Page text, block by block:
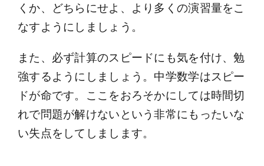
くか、どちらにせよ、より多くの演習量をこ
なすようにしましょう。
また、必ず計算のスピードにも気を付け、勉
強するようにしましょう。中学数学はスピー
ドが命です。ここをおろそかにしては時間切
れで問題が解けないという非常にもったいな
い失点をしてしまします。